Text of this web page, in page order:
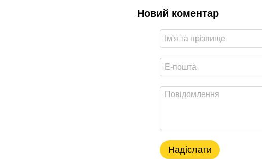
Новий коментар
Надіслати